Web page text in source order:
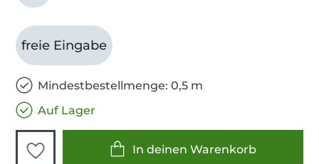
freie Eingabe
Mindestbestellmenge: 0,5 m
Auf Lager
In deinen Warenkorb